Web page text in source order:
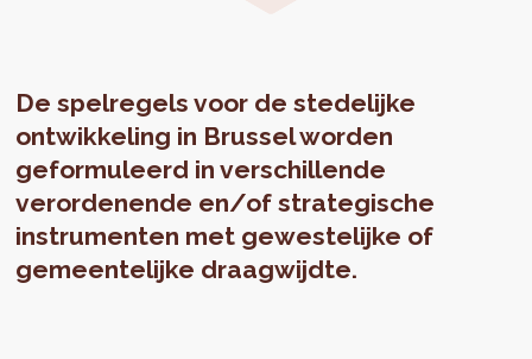
De spelregels voor de stedelijke
ontwikkeling in Brussel worden
geformuleerd in verschillende
verordenende en/of strategische
instrumenten met gewestelijke of
gemeentelijke draagwijdte.